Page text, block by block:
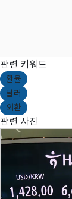
관련 키워드
환율
달러
외환
관련 사진